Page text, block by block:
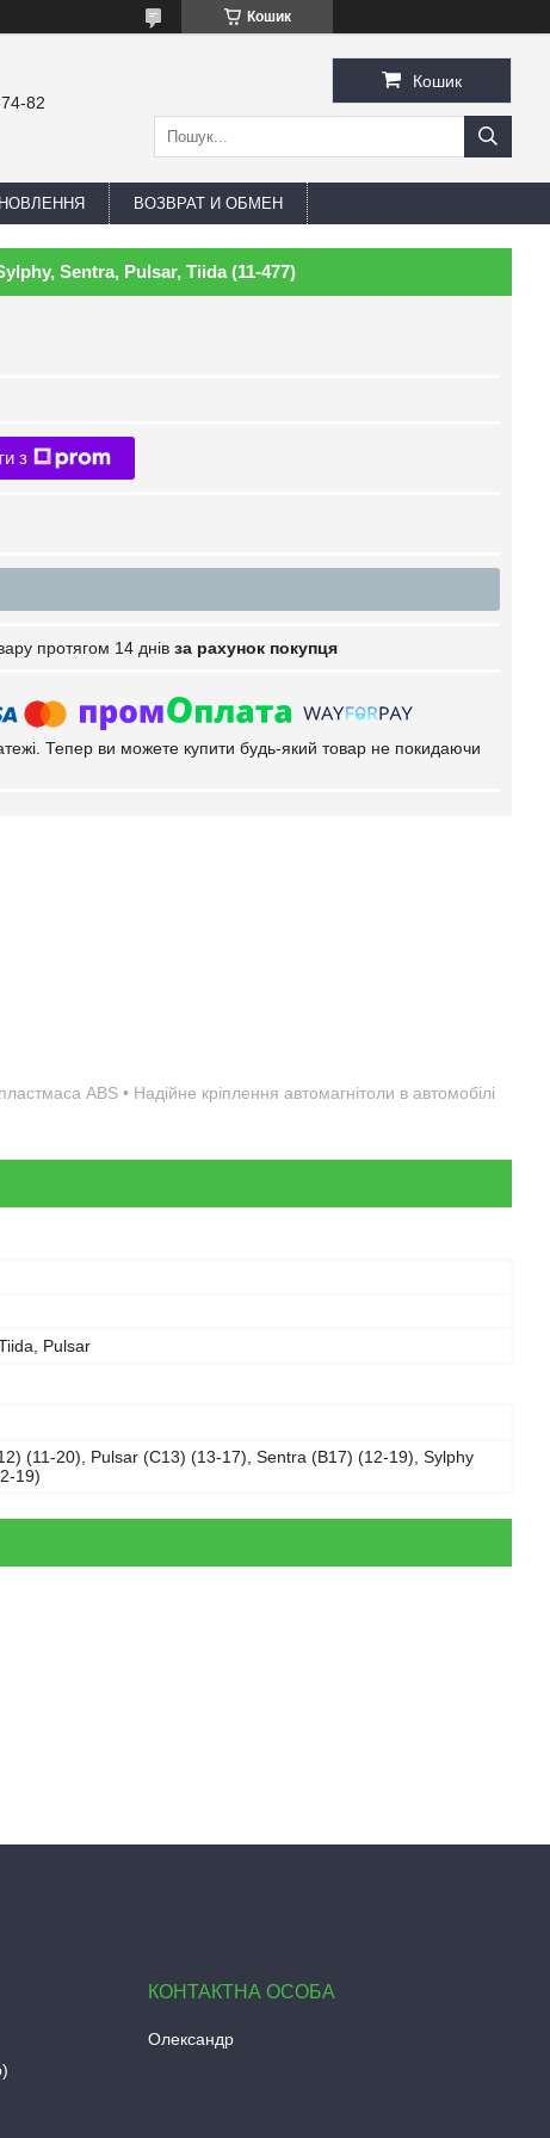
Кошик
82
Кошик
ВОЗВРАТ И ОБМЕН
Sentra, Pulsar, Tiida (11-477)
з
протягом 14 днів за рахунок покупця
Тепер ви можете купити будь-який товар не покидаючи
ABS • Надійне кріплення автомагнітоли в автомобілі
Pulsar
(11-20), Pulsar (C13) (13-17), Sentra (B17) (12-19), Sylphy
19)
Олександр